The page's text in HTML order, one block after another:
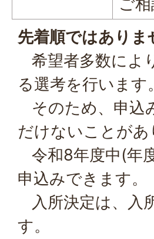
先着順ではありま
希望者多数によ
る選考を行います。
そのため、申込
だけないことがあ
令和8年度中(年
申込みできます。
入所決定は、入
す。